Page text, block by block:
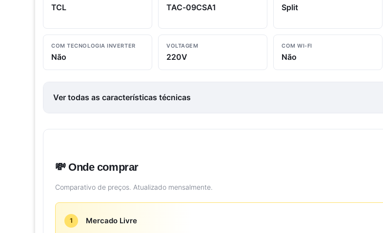
TCL TAC-09CSA1 Split
COM TECNOLOGIA INVERTER
Não
VOLTAGEM
220V
COM WI-FI
Não
Ver todas as características técnicas
💸 Onde comprar
Comparativo de preços. Atualizado mensalmente.
1 Mercado Livre